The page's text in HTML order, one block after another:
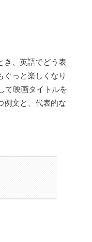
き、英語でどう表
ぐっと楽しくなり
て映画タイトルを
例文と、代表的な